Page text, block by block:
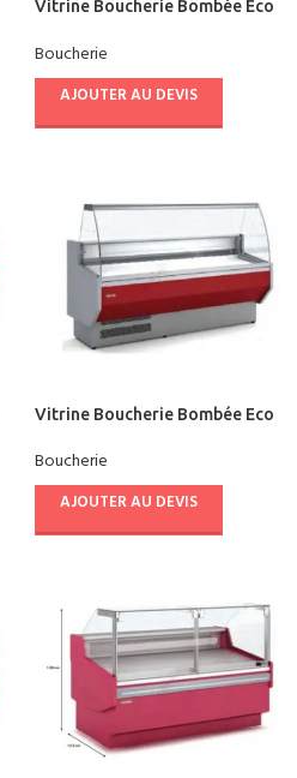
Vitrine Boucherie Bombée Eco
Boucherie
AJOUTER AU DEVIS
Vitrine Boucherie Bombée Eco
Boucherie
AJOUTER AU DEVIS